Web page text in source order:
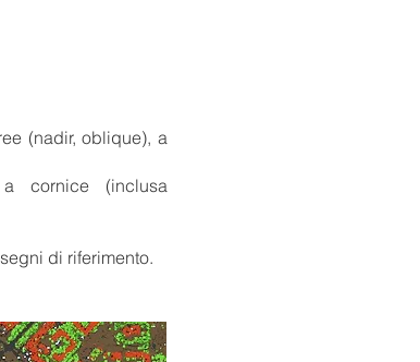
(nadir, oblique), a
a cornice (inclusa
di riferimento.